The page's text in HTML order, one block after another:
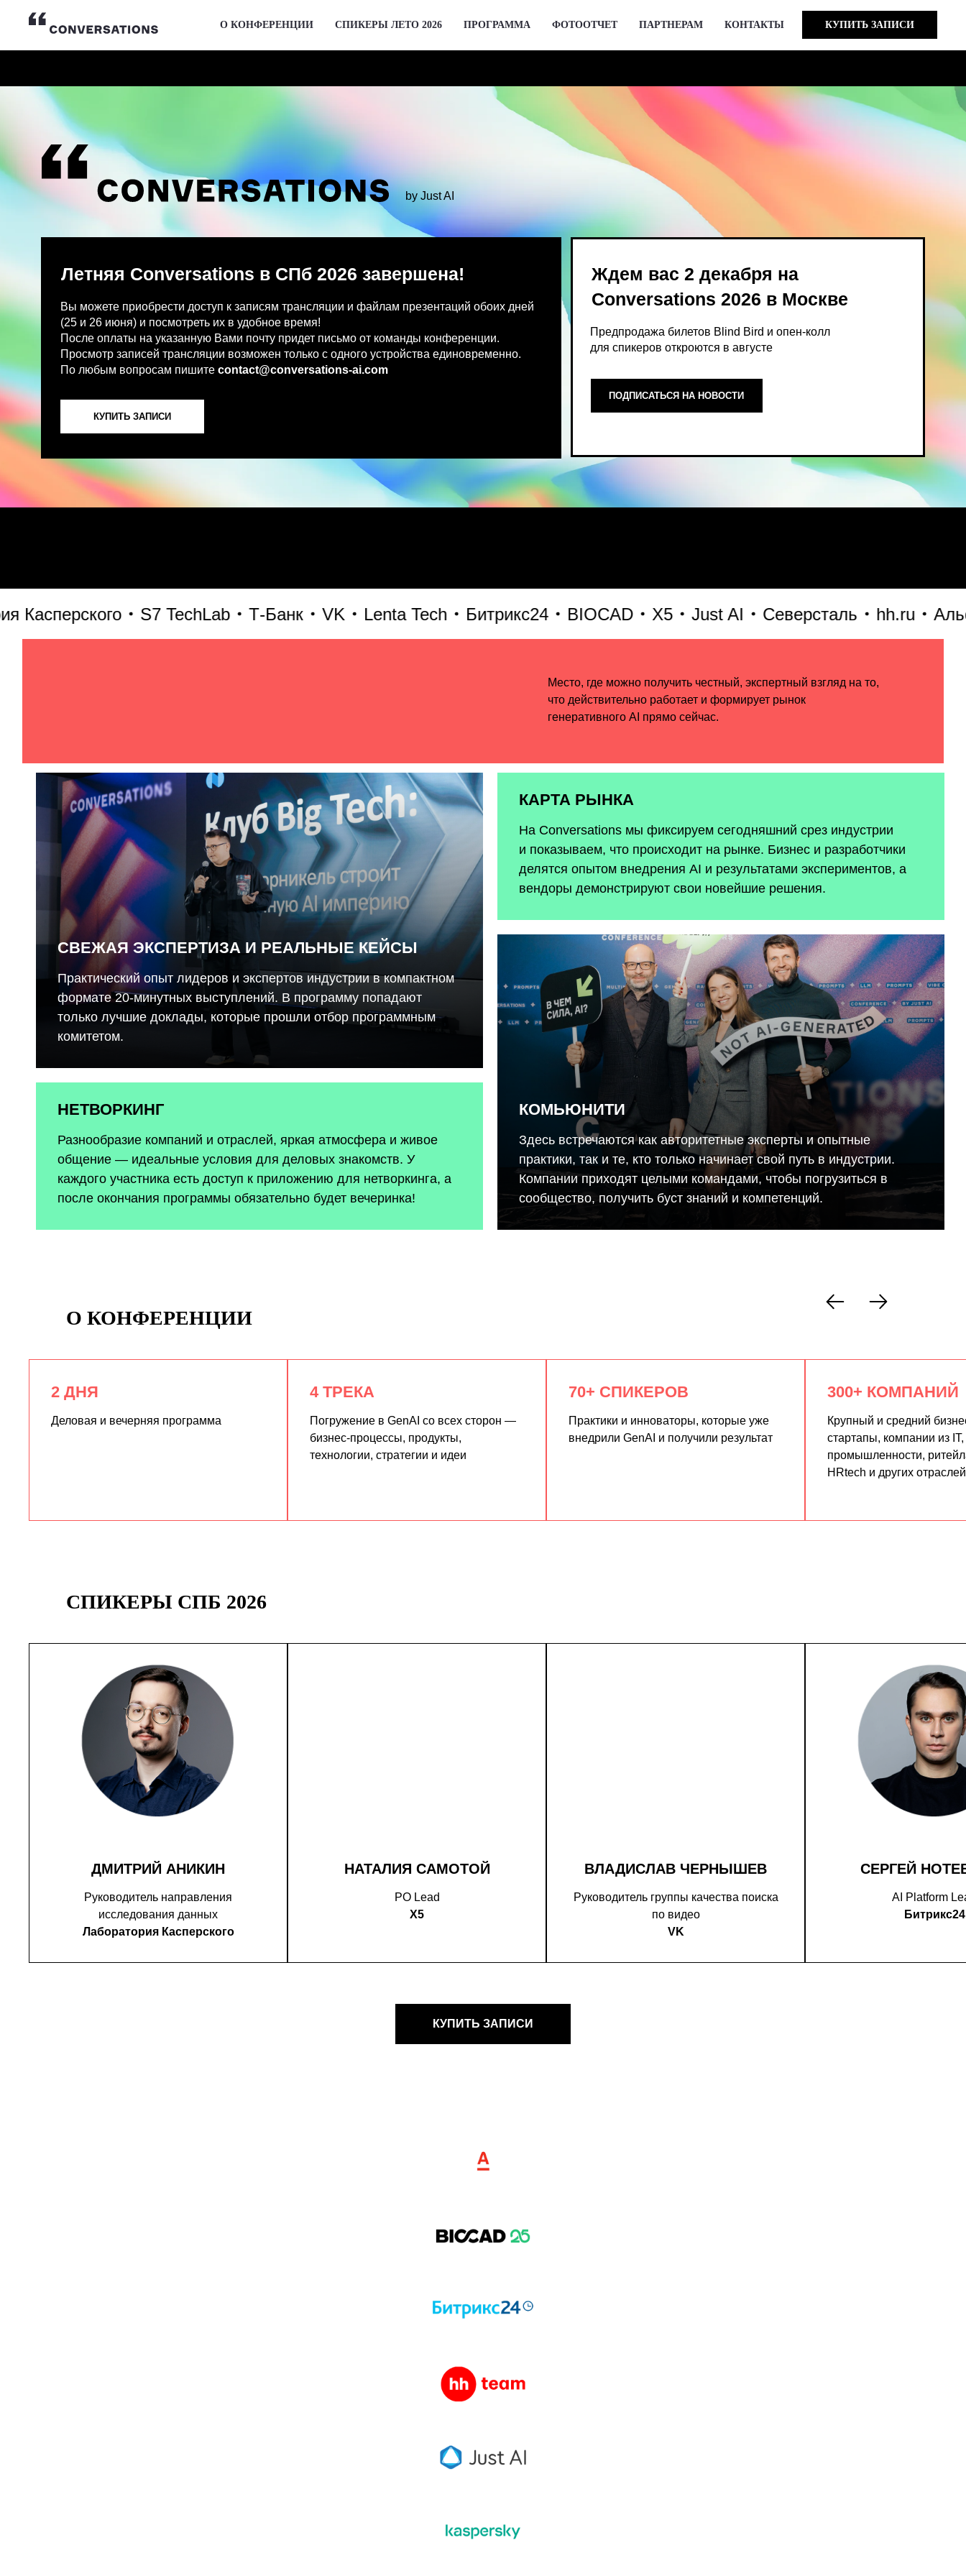
О КОНФЕРЕНЦИИ СПИКЕРЫ ЛЕТО 2026 ПРОГРАММА ФОТООТЧЕТ ПАРТНЕРАМ КОНТАКТЫ КУПИТЬ ЗАПИСИ
by Just AI
Вы можете приобрести доступ к записям трансляции и файлам презентаций обоих дней
После оплаты на указанную Вами почту придет письмо от команды конференции.
Просмотр записей трансляции возможен только с одного устройства единовременно.
По любым вопросам пишите
contact@conversations-ai.co
Предпродажа билетов Blind Bird и опен-колл
для спикеров откроются в августе
Ждем вас 2 декабря на
Conversations 2026 в Москве
КУПИТЬ ЗАПИСИ
ПОДПИСАТЬСЯ НА НОВОСТИ
S7 TechLab Т-Банк VK Lenta Tech Битрикс24 BIOCAD X5 Just AI Северсталь hh.ru Альфа-
Место, где можно получить честный, экспертный взгляд на то,
что действительно работает и формирует рынок
генеративного AI прямо сейчас.
СВЕЖАЯ ЭКСПЕРТИЗА И РЕАЛЬНЫЕ КЕЙСЫ
Практический опыт лидеров и экспертов индустрии в компактном
формате 20-минутных выступлений. В программу попадают
только лучшие доклады, которые прошли отбор программным
комитетом.
НЕТВОРКИНГ
Разнообразие компаний и отраслей, яркая атмосфера и живое
общение — идеальные условия для деловых знакомств. У
каждого участника есть доступ к приложению для нетворкинга, а
после окончания программы обязательно будет вечеринка!
КАРТА РЫНКА
На Conversations мы фиксируем сегодняшний срез индустрии
и показываем, что происходит на рынке. Бизнес и разработчики
делятся опытом внедрения AI и результатами экспериментов, а
вендоры демонстрируют свои новейшие решения.
КОМЬЮНИТИ
Здесь встречаются как авторитетные эксперты и опытные
практики, так и те, кто только начинает свой путь в индустрии.
Компании приходят целыми командами, чтобы погрузиться в
сообщество, получить буст знаний и компетенций.
О КОНФЕРЕНЦИИ
2 ДНЯ
Деловая и вечерняя программа
4 ТРЕКА
Погружение в GenAI со всех сторон —
бизнес-процессы, продукты,
технологии, стратегии и идеи
70+ СПИКЕРОВ
Практики и инноваторы, которые уже
внедрили GenAI и получили результат
300+ КОМПАНИЙ
Крупный и средний
стартапы, компании из
промышленности,
HRtech и других отраслей
СПИКЕРЫ СПБ 2026
ДМИТРИЙ АНИКИН
Руководитель направления
исследования данных
Лаборатория Касперского
НАТАЛИЯ САМОТОЙ
PO Lead
X5
ВЛАДИСЛАВ ЧЕРНЫШЕВ
Руководитель группы качества поиска
по видео
VK
СЕРГЕЙ
AI Platform
Битрикс24
КУПИТЬ ЗАПИСИ